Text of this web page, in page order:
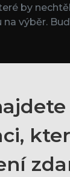
by
na výběr.